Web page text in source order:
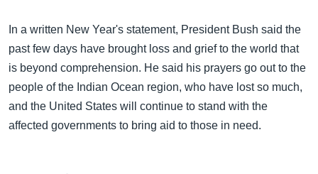
In a written New Year's statement, President Bush said the
past few days have brought loss and grief to the world that
is beyond comprehension. He said his prayers go out to the
people of the Indian Ocean region, who have lost so much,
and the United States will continue to stand with the
affected governments to bring aid to those in need.